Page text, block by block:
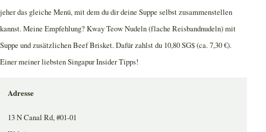
jeher das gleiche Menü, mit dem du dir deine Suppe selbst zusammenstellen
kannst. Meine Empfehlung? Kway Teow Nudeln (flache Reisbandnudeln) mit
Suppe und zusätzlichen Beef Brisket. Dafür zahlst du 10,80 SG$ (ca. 7,30 €).
Einer meiner liebsten Singapur Insider Tipps!
Adresse
13 N Canal Rd, #01-01